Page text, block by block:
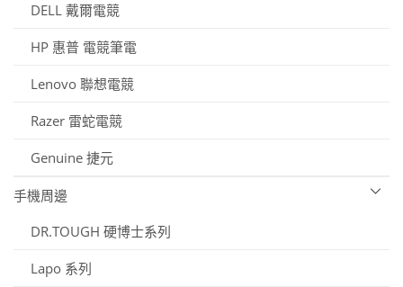
DELL 戴爾電競
HP 惠普 電競筆電
Lenovo 聯想電競
Razer 雷蛇電競
Genuine 捷元
手機周邊
DR.TOUGH 硬博士系列
Lapo 系列